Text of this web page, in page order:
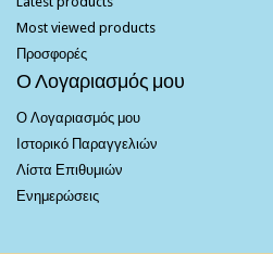
Most viewed products
Προσφορές
Ο Λογαριασμός μου
Ο Λογαριασμός μου
Ιστορικό Παραγγελιών
Λίστα Επιθυμιών
Ενημερώσεις